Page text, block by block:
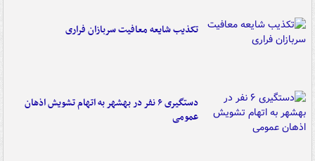
تکذیب شایعه معافیت سربازان فراری
دستگیری ۶ نفر در بهشهر به اتهام تشویش اذهان
عمومی